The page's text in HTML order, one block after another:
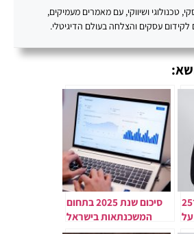
טכנולוגי ושיווקי, עם מאמרים מעמיקים,
לקידום עסקים והצלחה בעולם הדיגיטלי.
מניסיון של יותר מ־25
סיכום שנת 2025 בתחום
המשכנתאות בישראל